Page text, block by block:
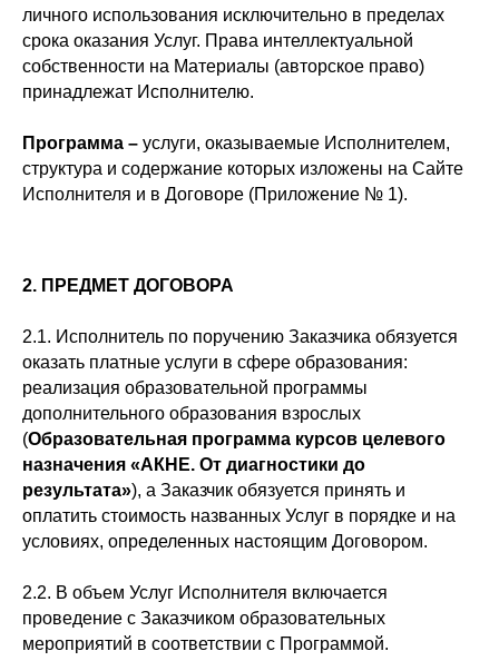
личного использования исключительно в пределах
срока оказания Услуг. Права интеллектуальной
собственности на Материалы (авторское право)
принадлежат Исполнителю.
Программа – услуги, оказываемые Исполнителем,
структура и содержание которых изложены на Сайте
Исполнителя и в Договоре (Приложение № 1).
2. ПРЕДМЕТ ДОГОВОРА
2.1. Исполнитель по поручению Заказчика обязуется
оказать платные услуги в сфере образования:
реализация образовательной программы
дополнительного образования взрослых
(Образовательная программа курсов целевого
назначения «АКНЕ. От диагностики до
результата»), а Заказчик обязуется принять и
оплатить стоимость названных Услуг в порядке и на
условиях, определенных настоящим Договором.
2.2. В объем Услуг Исполнителя включается
проведение с Заказчиком образовательных
мероприятий в соответствии с Программой.